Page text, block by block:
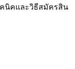
คนิคและวิธีสมัครสิน